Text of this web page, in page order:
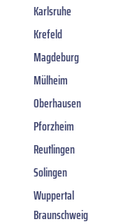
Karlsruhe
Krefeld
Magdeburg
Mülheim
Oberhausen
Pforzheim
Reutlingen
Solingen
Wuppertal
Braunschweig